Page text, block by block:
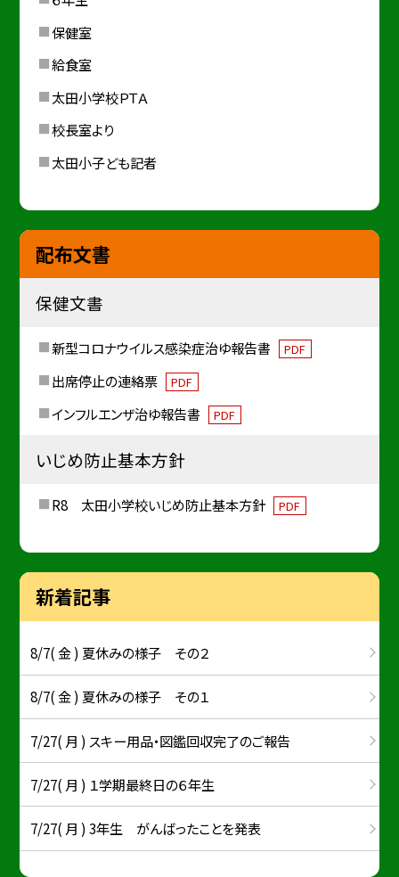
保健室
給食室
太田小学校ＰＴＡ
校長室より
太田小子ども記者
配布文書
保健文書
新型コロナウイルス感染症治ゆ報告書 PDF
出席停止の連絡票 PDF
インフルエンザ治ゆ報告書 PDF
いじめ防止基本方針
R8 太田小学校いじめ防止基本方針 PDF
新着記事
8/7( 金 ) 夏休みの様子 その２
8/7( 金 ) 夏休みの様子 その１
7/27( 月 ) スキー用品・図鑑回収完了のご報告
7/27( 月 ) １学期最終日の６年生
7/27( 月 ) 3年生 がんばったことを発表